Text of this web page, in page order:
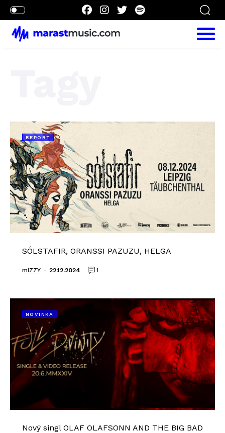
REPORT
SÓLSTAFIR, ORANSSI PAZUZU, HELGA
mIZZY - 22.12.2024 1
NOVINKA
Nový singl OLAF OLAFSONN AND THE BIG BAD